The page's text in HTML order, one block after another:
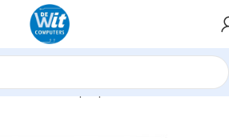
Notebooks Laptops nieuw 11,6" -12,4"